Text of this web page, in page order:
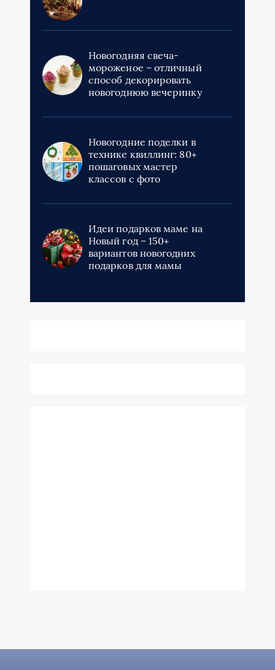
Новогодняя свеча-
мороженое – отличный
способ декорировать
новогоднюю вечеринку
Новогодние поделки в
технике квиллинг: 80+
пошаговых мастер
классов с фото
Идеи подарков маме на
Новый год – 150+
вариантов новогодних
подарков для мамы